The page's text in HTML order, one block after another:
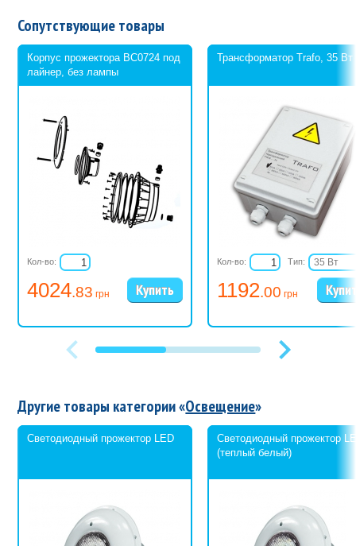
Сопутствующие товары
Корпус прожектора BC0724 под
лайнер, без лампы
4024.83 грн
Кол-во:
Трансформатор Trafo, 35 Вт
1192.00 грн
Кол-во: Тип:
35 Вт
60 Вт
105 Вт
300 Вт
Другие товары категории «Освещение»
Светодиодный прожектор LED
Светодиодный прожектор
(теплый белый)